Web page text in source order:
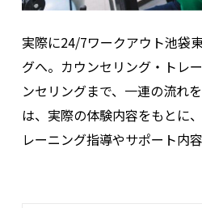
あまり変化が出なかった
私の場合は、２カ月プラス1
実際に24/7ワークアウト池袋
グへ。カウンセリング・トレ
ンセリングまで、一連の流れ
は、実際の体験内容をもとに
レーニング指導やサポート内